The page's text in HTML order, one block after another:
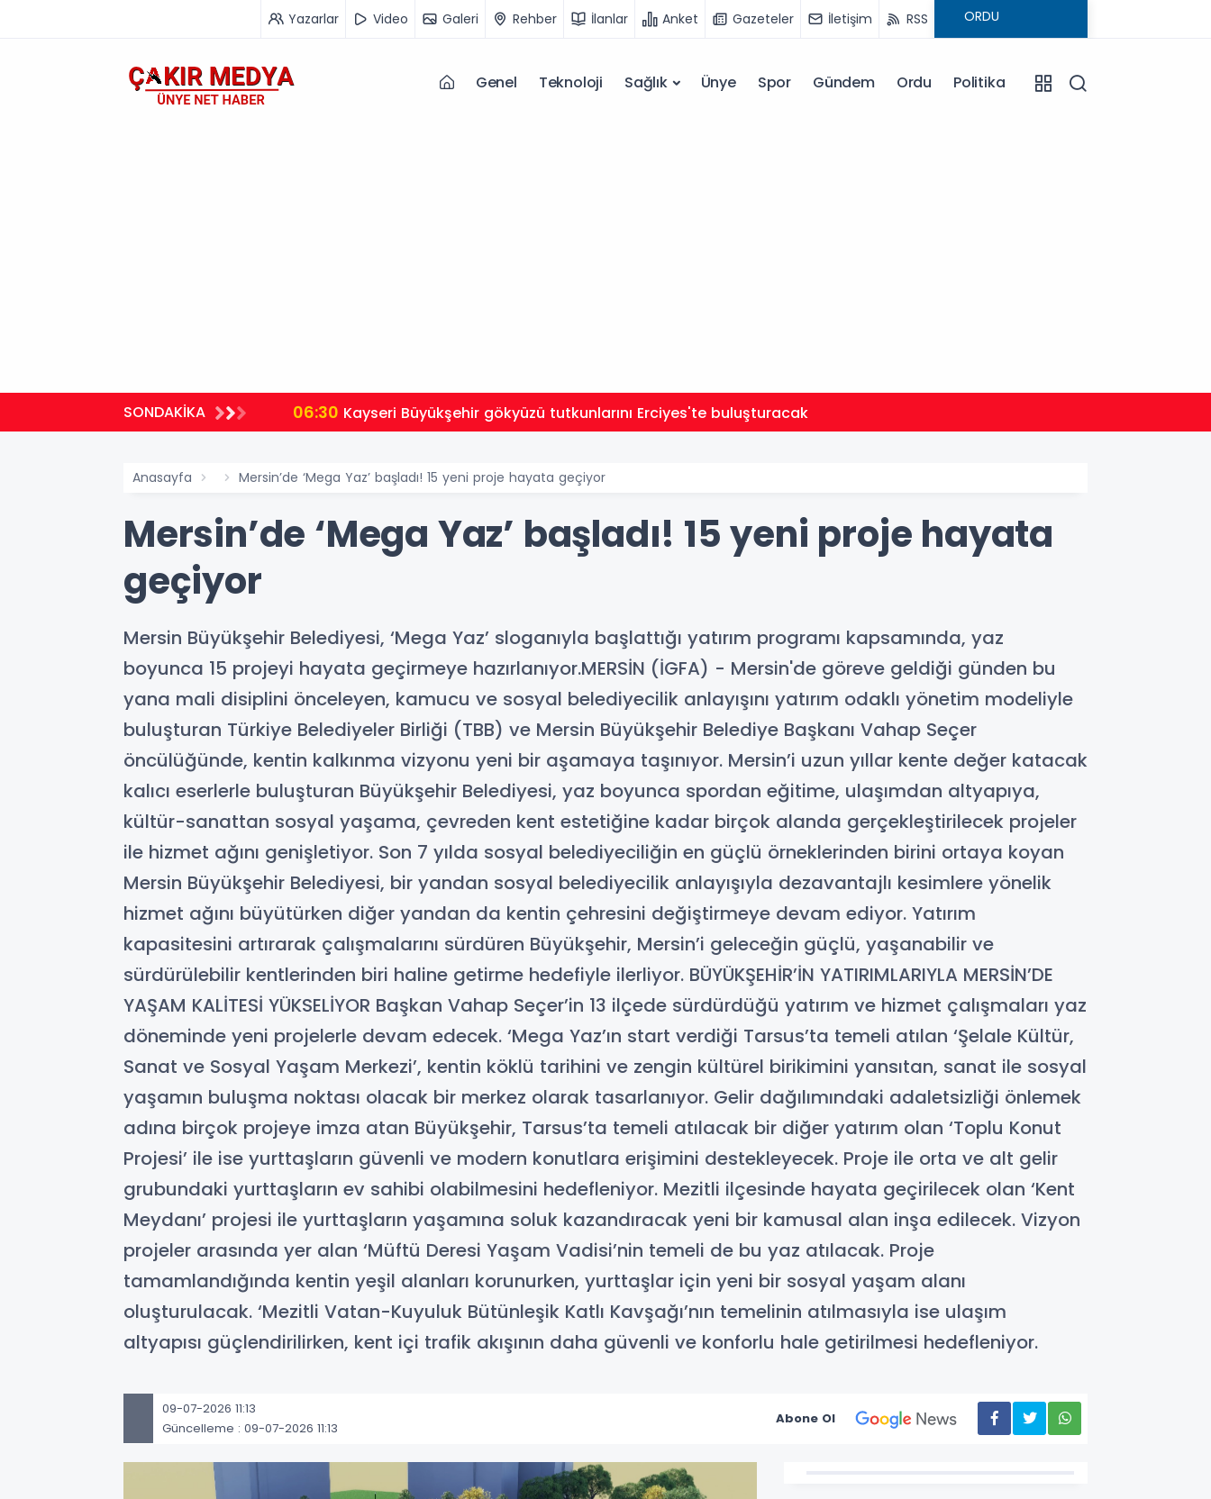
Yazarlar Video Galeri Rehber İlanlar Anket Gazeteler İletişim RSS
Genel Teknoloji Sağlık Ünye Spor Gündem Ordu Politika
SONDAKİKA 06:30 Kayseri Büyükşehir gökyüzü tutkunlarını Erciyes'te buluşturacak
Anasayfa Mersin’de ‘Mega Yaz’ başladı! 15 yeni proje hayata geçiyor
Mersin’de ‘Mega Yaz’ başladı! 15 yeni proje hayata
geçiyor
Mersin Büyükşehir Belediyesi, ‘Mega Yaz’ sloganıyla başlattığı yatırım programı kapsamında, yaz
boyunca 15 projeyi hayata geçirmeye hazırlanıyor.MERSİN (İGFA) - Mersin'de göreve geldiği günden bu
yana mali disiplini önceleyen, kamucu ve sosyal belediyecilik anlayışını yatırım odaklı yönetim modeliyle
buluşturan Türkiye Belediyeler Birliği (TBB) ve Mersin Büyükşehir Belediye Başkanı Vahap Seçer
öncülüğünde, kentin kalkınma vizyonu yeni bir aşamaya taşınıyor. Mersin’i uzun yıllar kente değer katacak
kalıcı eserlerle buluşturan Büyükşehir Belediyesi, yaz boyunca spordan eğitime, ulaşımdan altyapıya,
kültür-sanattan sosyal yaşama, çevreden kent estetiğine kadar birçok alanda gerçekleştirilecek projeler
ile hizmet ağını genişletiyor. Son 7 yılda sosyal belediyeciliğin en güçlü örneklerinden birini ortaya koyan
Mersin Büyükşehir Belediyesi, bir yandan sosyal belediyecilik anlayışıyla dezavantajlı kesimlere yönelik
hizmet ağını büyütürken diğer yandan da kentin çehresini değiştirmeye devam ediyor. Yatırım
kapasitesini artırarak çalışmalarını sürdüren Büyükşehir, Mersin’i geleceğin güçlü, yaşanabilir ve
sürdürülebilir kentlerinden biri haline getirme hedefiyle ilerliyor. BÜYÜKŞEHİR’İN YATIRIMLARIYLA MERSİN’DE
YAŞAM KALİTESİ YÜKSELİYOR Başkan Vahap Seçer’in 13 ilçede sürdürdüğü yatırım ve hizmet çalışmaları yaz
döneminde yeni projelerle devam edecek. ‘Mega Yaz’ın start verdiği Tarsus’ta temeli atılan ‘Şelale Kültür,
Sanat ve Sosyal Yaşam Merkezi’, kentin köklü tarihini ve zengin kültürel birikimini yansıtan, sanat ile sosyal
yaşamın buluşma noktası olacak bir merkez olarak tasarlanıyor. Gelir dağılımındaki adaletsizliği önlemek
adına birçok projeye imza atan Büyükşehir, Tarsus’ta temeli atılacak bir diğer yatırım olan ‘Toplu Konut
Projesi’ ile ise yurttaşların güvenli ve modern konutlara erişimini destekleyecek. Proje ile orta ve alt gelir
grubundaki yurttaşların ev sahibi olabilmesini hedefleniyor. Mezitli ilçesinde hayata geçirilecek olan ‘Kent
Meydanı’ projesi ile yurttaşların yaşamına soluk kazandıracak yeni bir kamusal alan inşa edilecek. Vizyon
projeler arasında yer alan ‘Müftü Deresi Yaşam Vadisi’nin temeli de bu yaz atılacak. Proje
tamamlandığında kentin yeşil alanları korunurken, yurttaşlar için yeni bir sosyal yaşam alanı
oluşturulacak. ‘Mezitli Vatan-Kuyuluk Bütünleşik Katlı Kavşağı’nın temelinin atılmasıyla ise ulaşım
altyapısı güçlendirilirken, kent içi trafik akışının daha güvenli ve konforlu hale getirilmesi hedefleniyor.
09-07-2026 11:13
Güncelleme : 09-07-2026 11:13
Abone Ol